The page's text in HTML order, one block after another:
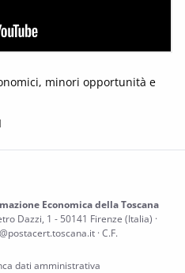
minori opportunità e
Economica della Toscana
Dazzi, 1 - 50141 Firenze (Italia) ·
· C.F.
dati amministrativa